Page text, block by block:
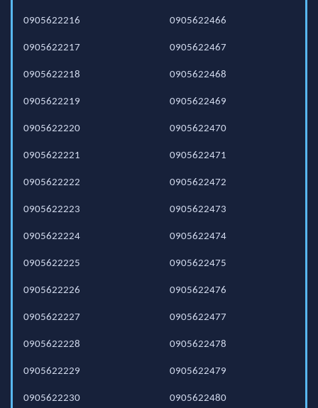
0905622216
0905622217
0905622218
0905622219
0905622220
0905622221
0905622222
0905622223
0905622224
0905622225
0905622226
0905622227
0905622228
0905622229
0905622230
0905622466
0905622467
0905622468
0905622469
0905622470
0905622471
0905622472
0905622473
0905622474
0905622475
0905622476
0905622477
0905622478
0905622479
0905622480